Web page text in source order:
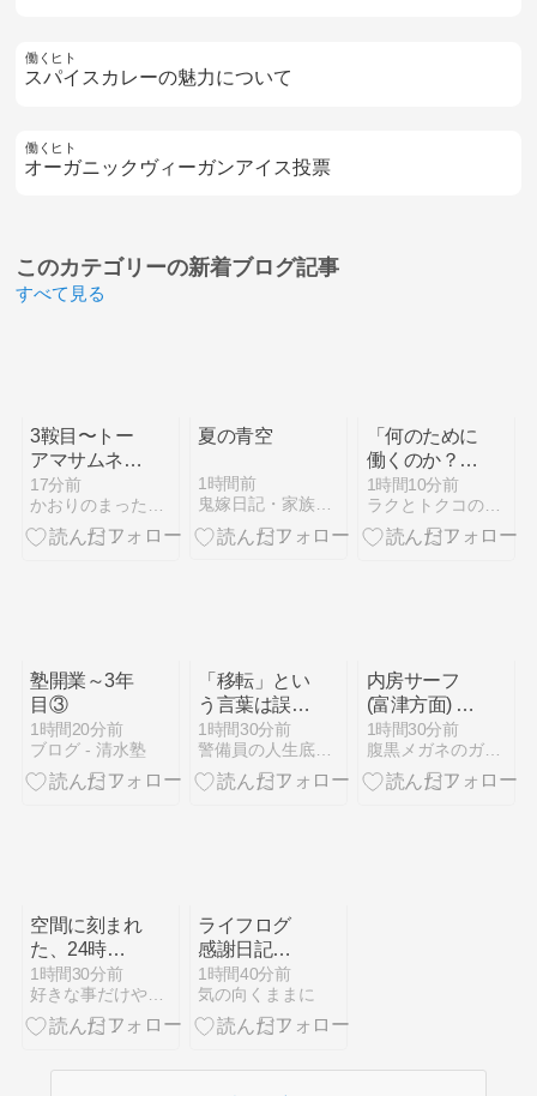
働くヒト
スパイスカレーの魅力について
働くヒト
オーガニックヴィーガンアイス投票
このカテゴリーの新着ブログ記事
すべて見る
3鞍目〜トー
アマサムネと
引っ張り合い
っこ
17分前
かおりのまったり日和
夏の青空
1時間前
鬼嫁日記・家族団欒日記
「何のために
働くのか？」
その目的から
逸れることの
重要性につい
1時間10分前
ラクとトクコのいる職場〜40代からの職場サバイバル〜
塾開業～3年
目③
1時間20分前
ブログ - 清水塾
「移転」とい
う言葉は誤解
を招きます
か？
1時間30分前
警備員の人生底上げブログ「ウントコショ」
内房サーフ
(富津方面) 釣
り/千葉 2026
年8月8日(土)
1時間30分前
腹黒メガネのガールズバー放浪記
空間に刻まれ
た、24時間
のささやき：
都市の隠れた
感情を辿る散
1時間30分前
好きな事だけやればいい！
ライフログ
感謝日記
2026年1月5
日 ― 2026年
2月1日
1時間40分前
気の向くままに